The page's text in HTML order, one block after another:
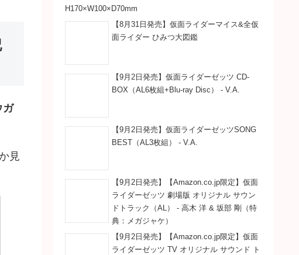
ガ
見
H170×W100×D70mm
【8月31日発売】仮面ライダーマイス&全仮
面ライダー ひみつ大図鑑
【9月2日発売】仮面ライダーゼッツ CD-
BOX（AL6枚組+Blu-ray Disc） - V.A.
【9月2日発売】仮面ライダーゼッツSONG
BEST（AL3枚組） - V.A.
【9月2日発売】【Amazon.co.jp限定】仮面
ライダーゼッツ 劇場版 オリジナル サウン
ドトラック（AL） - 高木 洋 & 坂部 剛（特
典：メガジャケ）
【9月2日発売】【Amazon.co.jp限定】仮面
ライダーゼッツ TV オリジナル サウンド ト